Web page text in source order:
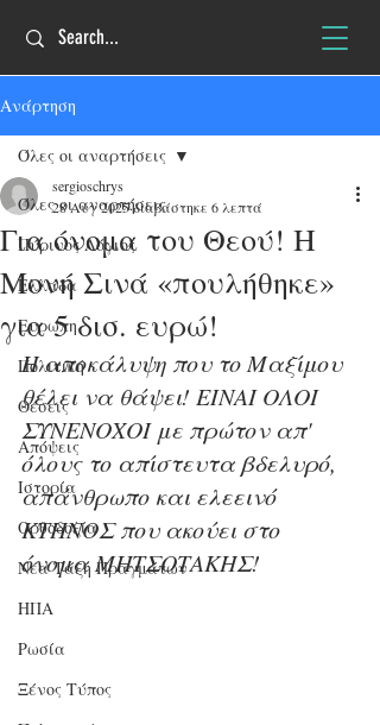
Ανάρτηση
Όλες οι αναρτήσεις
Πύρινος Λόγιος
Ελλάδα
Ευρώπη
Πολιτική
Θέσεις
Απόψεις
Ιστορία
Ορθοδοξία
Νέα Τάξη Πραγμάτων
ΗΠΑ
Ρωσία
Ξένος Τύπος
Όλες οι αναρτήσεις
Για όνομα του Θεού! Η
Μονή Σινά «πουλήθηκε»
για 5 δισ. ευρώ!
sergioschrys
28 Αυγ 2025διαβάστηκε 6 λεπτά
Η αποκάλυψη που το Μαξίμου
θέλει να θάψει! ΕΙΝΑΙ ΟΛΟΙ
ΣΥΝΕΝΟΧΟΙ με πρώτον απ'
όλους το απίστευτα βδελυρό,
απάνθρωπο και ελεεινό
ΚΤΗΝΟΣ που ακούει στο
όνομα ΜΗΤΣΟΤΑΚΗΣ!